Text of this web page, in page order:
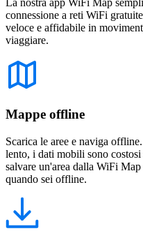
connessione a reti WiFi
veloce e affidabile in
viaggiare.
Mappe offline
Scarica le aree e naviga
lento, i dati mobili sono
salvare un'area dalla WiFi
quando sei offline.